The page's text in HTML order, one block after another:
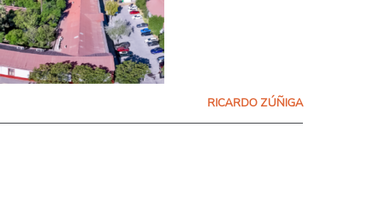
RICARDO ZÚÑIGA